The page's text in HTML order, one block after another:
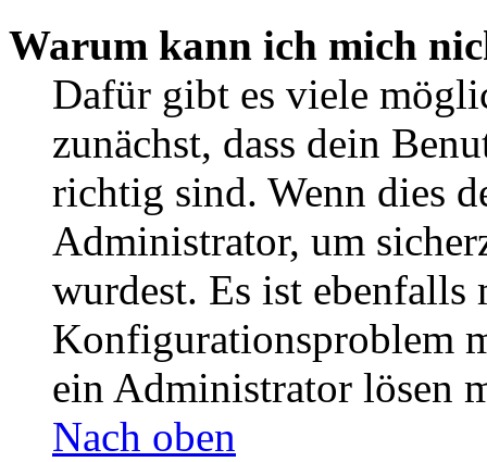
Warum kann ich mich
Dafür gibt es viele
zunächst, dass dein
richtig sind. Wenn dies
Administrator, um
wurdest. Es ist ebenfalls
Konfigurationsproblem
ein Administrator lösen
Nach oben